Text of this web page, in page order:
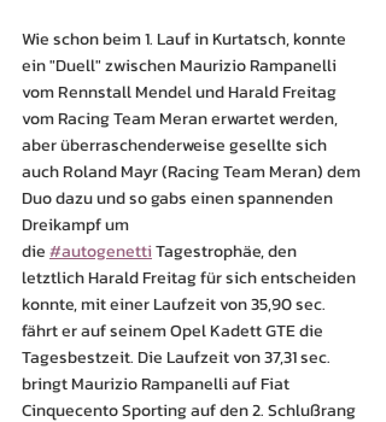
Wie schon beim 1. Lauf in Kurtatsch, konnte
ein "Duell" zwischen Maurizio Rampanelli
vom Rennstall Mendel und Harald Freitag
vom Racing Team Meran erwartet werden,
aber überraschenderweise gesellte sich
auch Roland Mayr (Racing Team Meran) dem
Duo dazu und so gabs einen spannenden
Dreikampf um
die #autogenetti Tagestrophäe, den
letztlich Harald Freitag für sich entscheiden
konnte, mit einer Laufzeit von 35,90 sec.
fährt er auf seinem Opel Kadett GTE die
Tagesbestzeit. Die Laufzeit von 37,31 sec.
bringt Maurizio Rampanelli auf Fiat
Cinquecento Sporting auf den 2. Schlußrang